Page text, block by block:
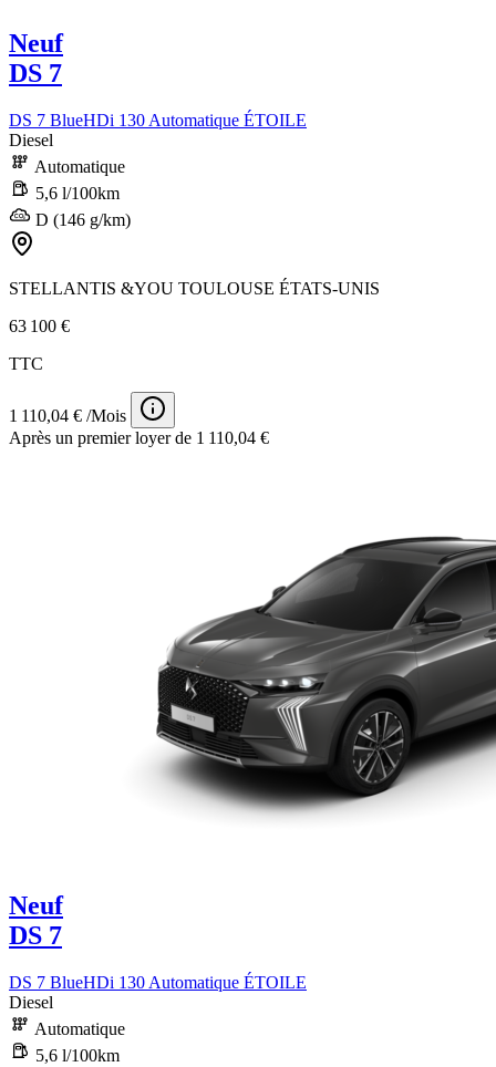
Neuf
DS 7
DS 7 BlueHDi 130 Automatique ÉTOILE
Diesel
Automatique
5,6 l/100km
D (146 g/km)
STELLANTIS &YOU TOULOUSE ÉTATS-UNIS
63 100 €
TTC
1 110,04 € /Mois
Après un premier loyer de 1 110,04 €
Neuf
DS 7
DS 7 BlueHDi 130 Automatique ÉTOILE
Diesel
Automatique
5,6 l/100km